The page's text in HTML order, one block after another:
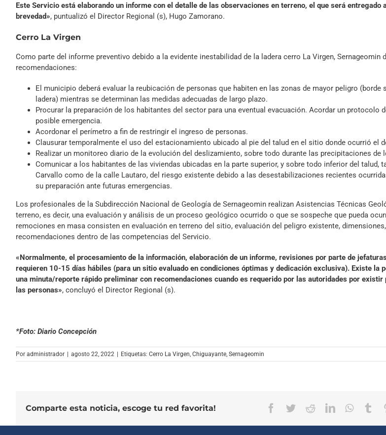
Este Servicio está elaborando un informe con el detalle de las observaciones en terreno, el que será entregado
brevedad», puntualizó el Director Regional (s), Hugo Zamorano.
Cerro La Virgen
Como parte del informe preventivo debido a la evidente inestabilidad de la ladera cerro La Virgen, Sernageomin
recomendaciones:
El municipio deberá evaluar la reubicación de personas que habiten en las zonas de mayor peligro (borde
ladera) mientras se determinan las medidas adecuadas de largo plazo.
Procurar la preparación de los habitantes del sector para una eventual evacuación. Acordar un protocolo
posible emergencia.
Acordonar el perímetro a fin de restringir el ingreso de personas.
Clausurar temporalmente el uso del estacionamiento ubicado al pie del talud en el sitio donde ocurrió el
Realizar un monitoreo diario de la evolución del deslizamiento, sobre todo durante las precipitaciones de
Comunicar a los habitantes de las viviendas ubicadas en la parte superior, y sobre todo inferior del talud,
Carvallo como de la calle Lautaro, del riesgo existente debido a las desestabilizaciones recientes
su preparación ante futuras emergencias.
Los profesionales de la Subdirección Nacional de Geología de Sernageomin realizan Asistencias Técnicas
terreno, es decir, una evaluación y análisis de un proceso geológico ocurrido o que se sospeche que pueda
remociones en masa consisten en evaluación en terreno del sitio, evaluación del peligro existente,
recomendaciones dentro de las competencias del Servicio.
«Normalmente, el procesamiento de la información, elaboración de un informe, revisiones por parte de
requieren 10-15 días hábiles (para un sitio evaluado en condiciones óptimas y dedicación exclusiva). Existe la
una minuta/reporte rápido preliminar con recomendaciones cuando es requerido por las autoridades por
las personas», concluyó el Director Regional (s).
*Foto: Diario Concepción
Por administrador agosto 22, 2022 Etiquetas: Cerro La Virgen, Chiguayante, Sernageomin
Comparte esta noticia, escoge tu red favorita! Facebook
TwitterRedditLinkedIn